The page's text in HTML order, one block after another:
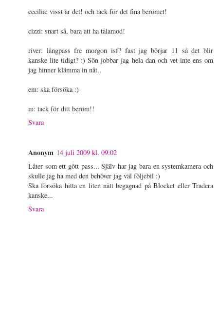
cecilia: visst är det! och tack för det fina berömet!
cizzi: snart så, bara att ha tålamod!
river: långpass fre morgon isf? fast jag börjar 11 så det blir
kanske lite tidigt? :) Sön jobbar jag hela dan och vet inte ens om
jag hinner klämma in nåt..
em: ska försöka :)
m: tack för ditt beröm!!
Svara
Anonym 14 juli 2009 kl. 09:02
Låter som ett gôtt pass... Själv har jag bara en systemkamera och
skulle jag ha med den behöver jag väl följebil :)
Ska försöka hitta en liten nätt begagnad på Blocket eller Tradera
kanske...
Svara